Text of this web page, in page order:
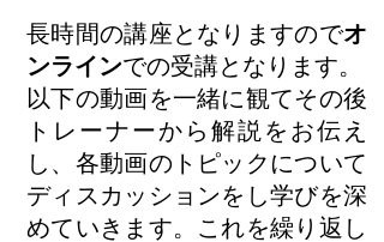
長時間の講座となりますのでオ
ンラインでの受講となります。
以下の動画を一緒に観てその後
トレーナーから解説をお伝え
し、各動画のトピックについて
ディスカッションをし学びを深
めていきます。これを繰り返し